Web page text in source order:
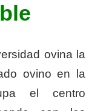
ovina la
ovino en la
el centro